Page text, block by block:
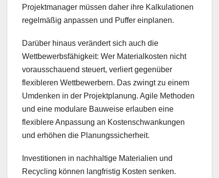
Projektmanager müssen daher ihre Kalkulationen
regelmäßig anpassen und Puffer einplanen.
Darüber hinaus verändert sich auch die
Wettbewerbsfähigkeit: Wer Materialkosten nicht
vorausschauend steuert, verliert gegenüber
flexibleren Wettbewerbern. Das zwingt zu einem
Umdenken in der Projektplanung. Agile Methoden
und eine modulare Bauweise erlauben eine
flexiblere Anpassung an Kostenschwankungen
und erhöhen die Planungssicherheit.
Investitionen in nachhaltige Materialien und
Recycling können langfristig Kosten senken.